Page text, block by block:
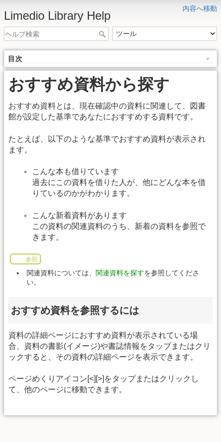
内容へ移動
Limedio Library Help
目次
おすすめ資料から探す
おすすめ資料とは、現在確認中の資料に関連して、図書
館が設定した基準であなたにおすすめする資料です。
たとえば、以下のような基準でおすすめ資料が表示され
ます。
こんな本も借りています
過去にこの資料を借りた人が、他にどんな本を借
りているのかがわかります。
こんな新着資料があります
この資料の関連資料のうち、新着の資料を参照で
きます。
参照
関連資料については、 関連資料を探すを参照してくださ
い。
おすすめ資料を参照するには
資料の詳細ページにおすすめ資料が表示されている場
合、資料の書影(イメージ)や書誌情報をタップまたはクリ
ックすると、その資料の詳細ページを表示できます。
ページめくりアイコン[<][>]をタップまたはクリックし
て、他のページに移動できます。